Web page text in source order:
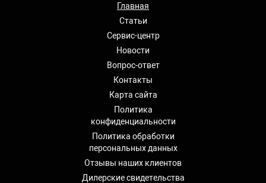
Главная
Статьи
Сервис-центр
Новости
Вопрос-ответ
Контакты
Карта сайта
Политика
конфиденциальности
Политика обработки
персональных данных
Отзывы наших клиентов
Дилерские свидетельства